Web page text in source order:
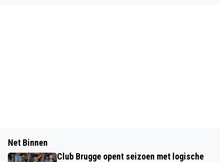
Net Binnen
Club Brugge opent seizoen met logische